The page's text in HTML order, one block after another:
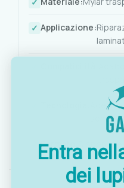
Applicazione:
senza
Formato: Disponibile
Entra
dei